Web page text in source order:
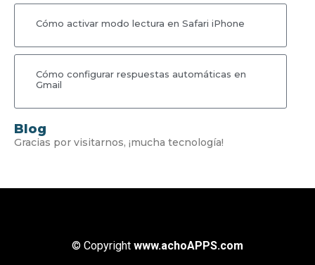
Cómo activar modo lectura en Safari iPhone
Cómo configurar respuestas automáticas en
Gmail
Blog
Gracias por visitarnos, ¡mucha tecnología!
© Copyright www.achoAPPS.com